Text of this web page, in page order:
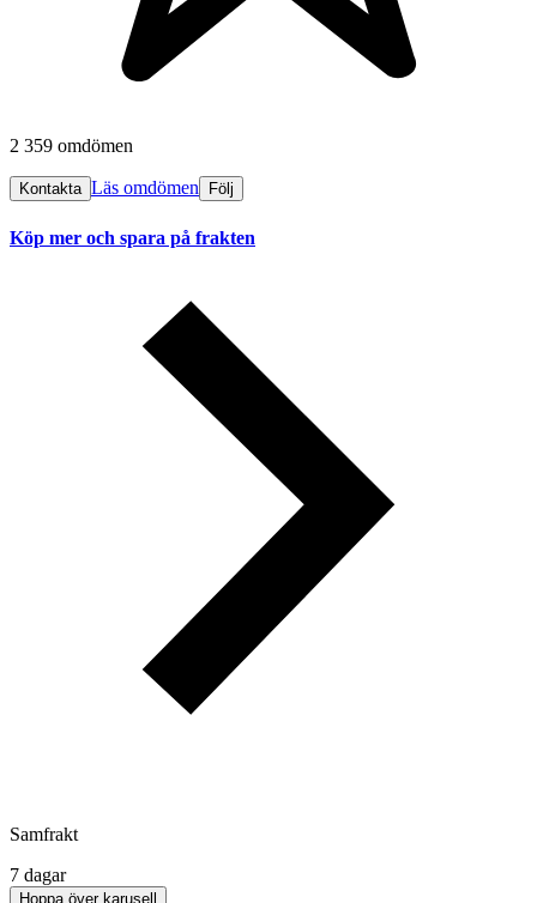
2 359 omdömen
Kontakta Läs omdömen Följ
Köp mer och spara på frakten
Samfrakt
7 dagar
Hoppa över karusell